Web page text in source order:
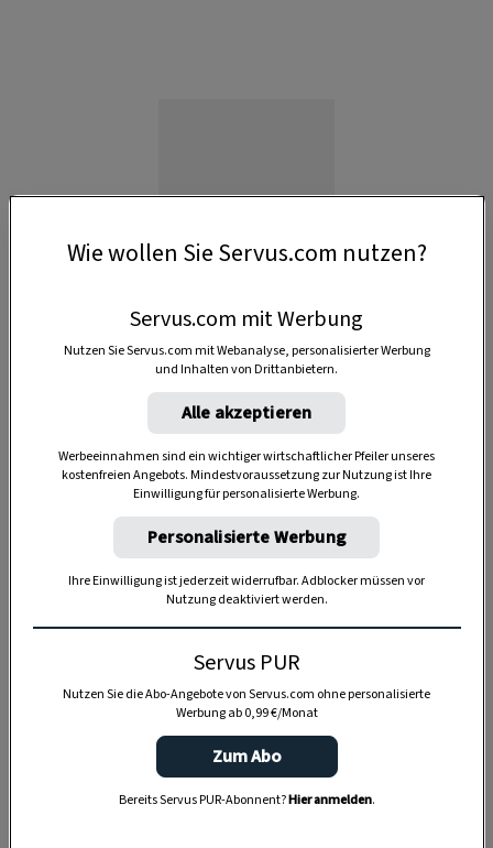
Anzeige
Wie wollen Sie Servus.com nutzen?
Servus.com mit Werbung
Nutzen Sie Servus.com mit Webanalyse, personalisierter Werbung
und Inhalten von Drittanbietern.
Alle akzeptieren
Werbeeinnahmen sind ein wichtiger wirtschaftlicher Pfeiler unseres
kostenfreien Angebots. Mindestvoraussetzung zur Nutzung ist Ihre
Einwilligung für personalisierte Werbung.
Personalisierte Werbung
Ihre Einwilligung ist jederzeit widerrufbar. Adblocker müssen vor
Nutzung deaktiviert werden.
Servus PUR
Nutzen Sie die Abo-Angebote von Servus.com ohne personalisierte
Werbung ab 0,99 €/Monat
Zum Abo
Bereits Servus PUR-Abonnent?Hier anmelden.